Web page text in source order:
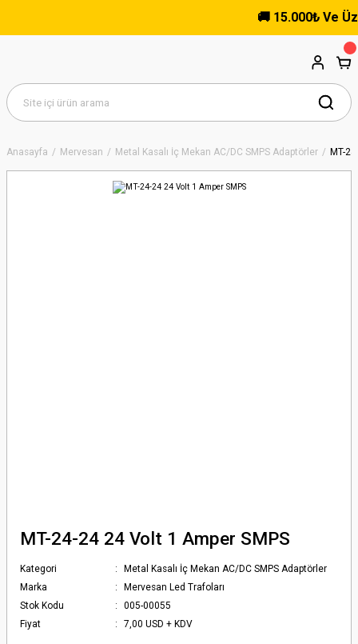
🚚 15.000₺ Ve
Anasayfa Mervesan Metal Kasalı İç Mekan AC/DC SMPS Adaptörler MT-
MT-24-24 24 Volt 1 Amper SMPS
Kategori
Metal Kasalı İç Mekan AC/DC SMPS Adaptörler
Marka
Mervesan Led Trafoları
Stok Kodu
005-00055
Fiyat
7,00 USD + KDV